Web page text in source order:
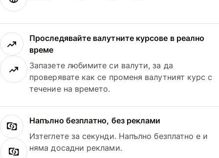
Проследявайте валутните курсове в реално
време
Запазете любимите си валути, за да
проверявате как се променя валутният курс с
течение на времето.
Напълно безплатно, без реклами
Изтеглете за секунди. Напълно безплатно е и
няма досадни реклами.